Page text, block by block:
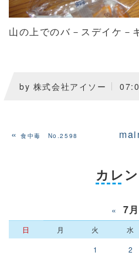
山の上でのバ－スデイケ－
by 株式会社アイソー
«食中毒 No.2598
カレ
« 7月
日 月 火 水
1
2